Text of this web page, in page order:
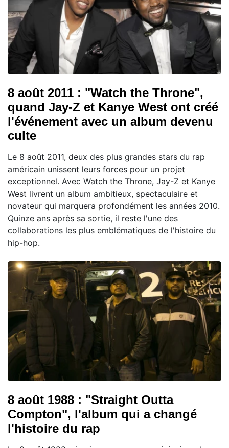
8 août 2011 : "Watch the Throne",
quand Jay-Z et Kanye West ont créé
l'événement avec un album devenu
culte
Le 8 août 2011, deux des plus grandes stars du rap
américain unissent leurs forces pour un projet
exceptionnel. Avec Watch the Throne, Jay-Z et Kanye
West livrent un album ambitieux, spectaculaire et
novateur qui marquera profondément les années 2010.
Quinze ans après sa sortie, il reste l'une des
collaborations les plus emblématiques de l'histoire du
hip-hop.
8 août 1988 : "Straight Outta
Compton", l'album qui a changé
l'histoire du rap